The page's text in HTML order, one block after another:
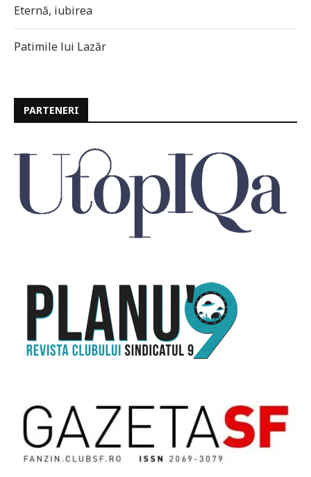
Eternă, iubirea
Patimile lui Lazăr
PARTENERI